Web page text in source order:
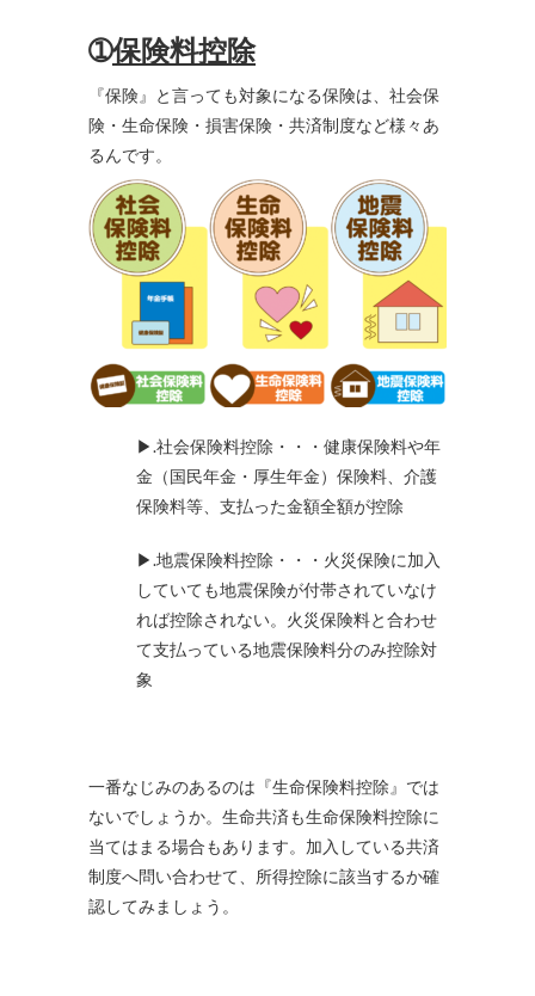
➀保険料控除
『保険』と言っても対象になる保険は、社会保
険・生命保険・損害保険・共済制度など様々あ
るんです。
▶.社会保険料控除・・・健康保険料や年
金（国民年金・厚生年金）保険料、介護
保険料等、支払った金額全額が控除
▶.地震保険料控除・・・火災保険に加入
していても地震保険が付帯されていなけ
れば控除されない。火災保険料と合わせ
て支払っている地震保険料分のみ控除対
象
一番なじみのあるのは『生命保険料控除』では
ないでしょうか。生命共済も生命保険料控除に
当てはまる場合もあります。加入している共済
制度へ問い合わせて、所得控除に該当するか確
認してみましょう。